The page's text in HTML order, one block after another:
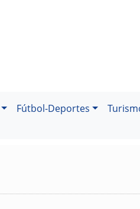
Fútbol-Deportes